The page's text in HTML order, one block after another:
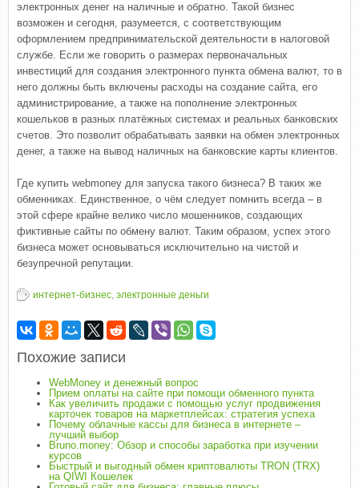
электронных денег на наличные и обратно. Такой бизнес
возможен и сегодня, разумеется, с соответствующим
оформлением предпринимательской деятельности в налоговой
службе. Если же говорить о размерах первоначальных
инвестиций для создания электронного пункта обмена валют, то в
него должны быть включены расходы на создание сайта, его
администрирование, а также на пополнение электронных
кошельков в разных платёжных системах и реальных банковских
счетов. Это позволит обрабатывать заявки на обмен электронных
денег, а также на вывод наличных на банковские карты клиентов.
Где купить webmoney для запуска такого бизнеса? В таких же
обменниках. Единственное, о чём следует помнить всегда – в
этой сфере крайне велико число мошенников, создающих
фиктивные сайты по обмену валют. Таким образом, успех этого
бизнеса может основываться исключительно на чистой и
безупречной репутации.
интернет-бизнес, электронные деньги
Похожие записи
WebMoney и денежный вопрос
Прием оплаты на сайте при помощи обменного пункта
Как увеличить продажи с помощью услуг продвижения
карточек товаров на маркетплейсах: стратегия успеха
Почему облачные кассы для бизнеса в интернете –
лучший выбор
Bruno.money: Обзор и способы заработка при изучении
курсов
Быстрый и выгодный обмен криптовалюты TRON (TRX)
на QIWI Кошелек